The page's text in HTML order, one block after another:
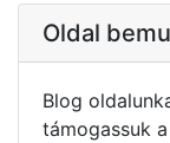
Oldal
Blog
támogassuk